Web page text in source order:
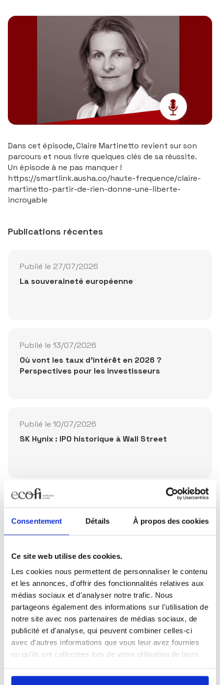
Consentement Détails À propos des cookies
Ce site web utilise des cookies.
Les cookies nous permettent de personnaliser le contenu
et les annonces, d'offrir des fonctionnalités relatives aux
médias sociaux et d'analyser notre trafic. Nous
partageons également des informations sur l'utilisation de
notre site avec nos partenaires de médias sociaux, de
publicité et d'analyse, qui peuvent combiner celles-ci
avec d'autres informations que vous leur avez fournies
ou qu'ils ont collectées lors de votre utilisation de leurs
Dans cet épisode, Claire Martinetto revient sur son
parcours et nous livre quelques clés de sa réussite.
Un épisode à ne pas manquer !
https://smartlink.ausha.co/haute-frequence/claire-
martinetto-partir-de-rien-donne-une-liberte-
incroyable
Publications récentes
Publié le 27/07/2026
La souveraineté européenne
Publié le 13/07/2026
Où vont les taux d'intérêt en 2026 ?
Perspectives pour les investisseurs
Publié le 10/07/2026
SK Hynix : IPO historique à Wall Street
Restez informés
Sélectionnez les actualités qui vous intéressent et
abonnez-vous pour les recevoir en exclusivité.
Toutes nos actualités